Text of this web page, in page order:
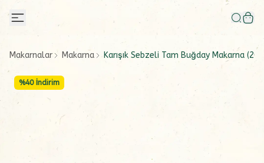
Makarnalar Makarna Karışık Sebzeli Tam Buğday Makarna
%40 İndirim